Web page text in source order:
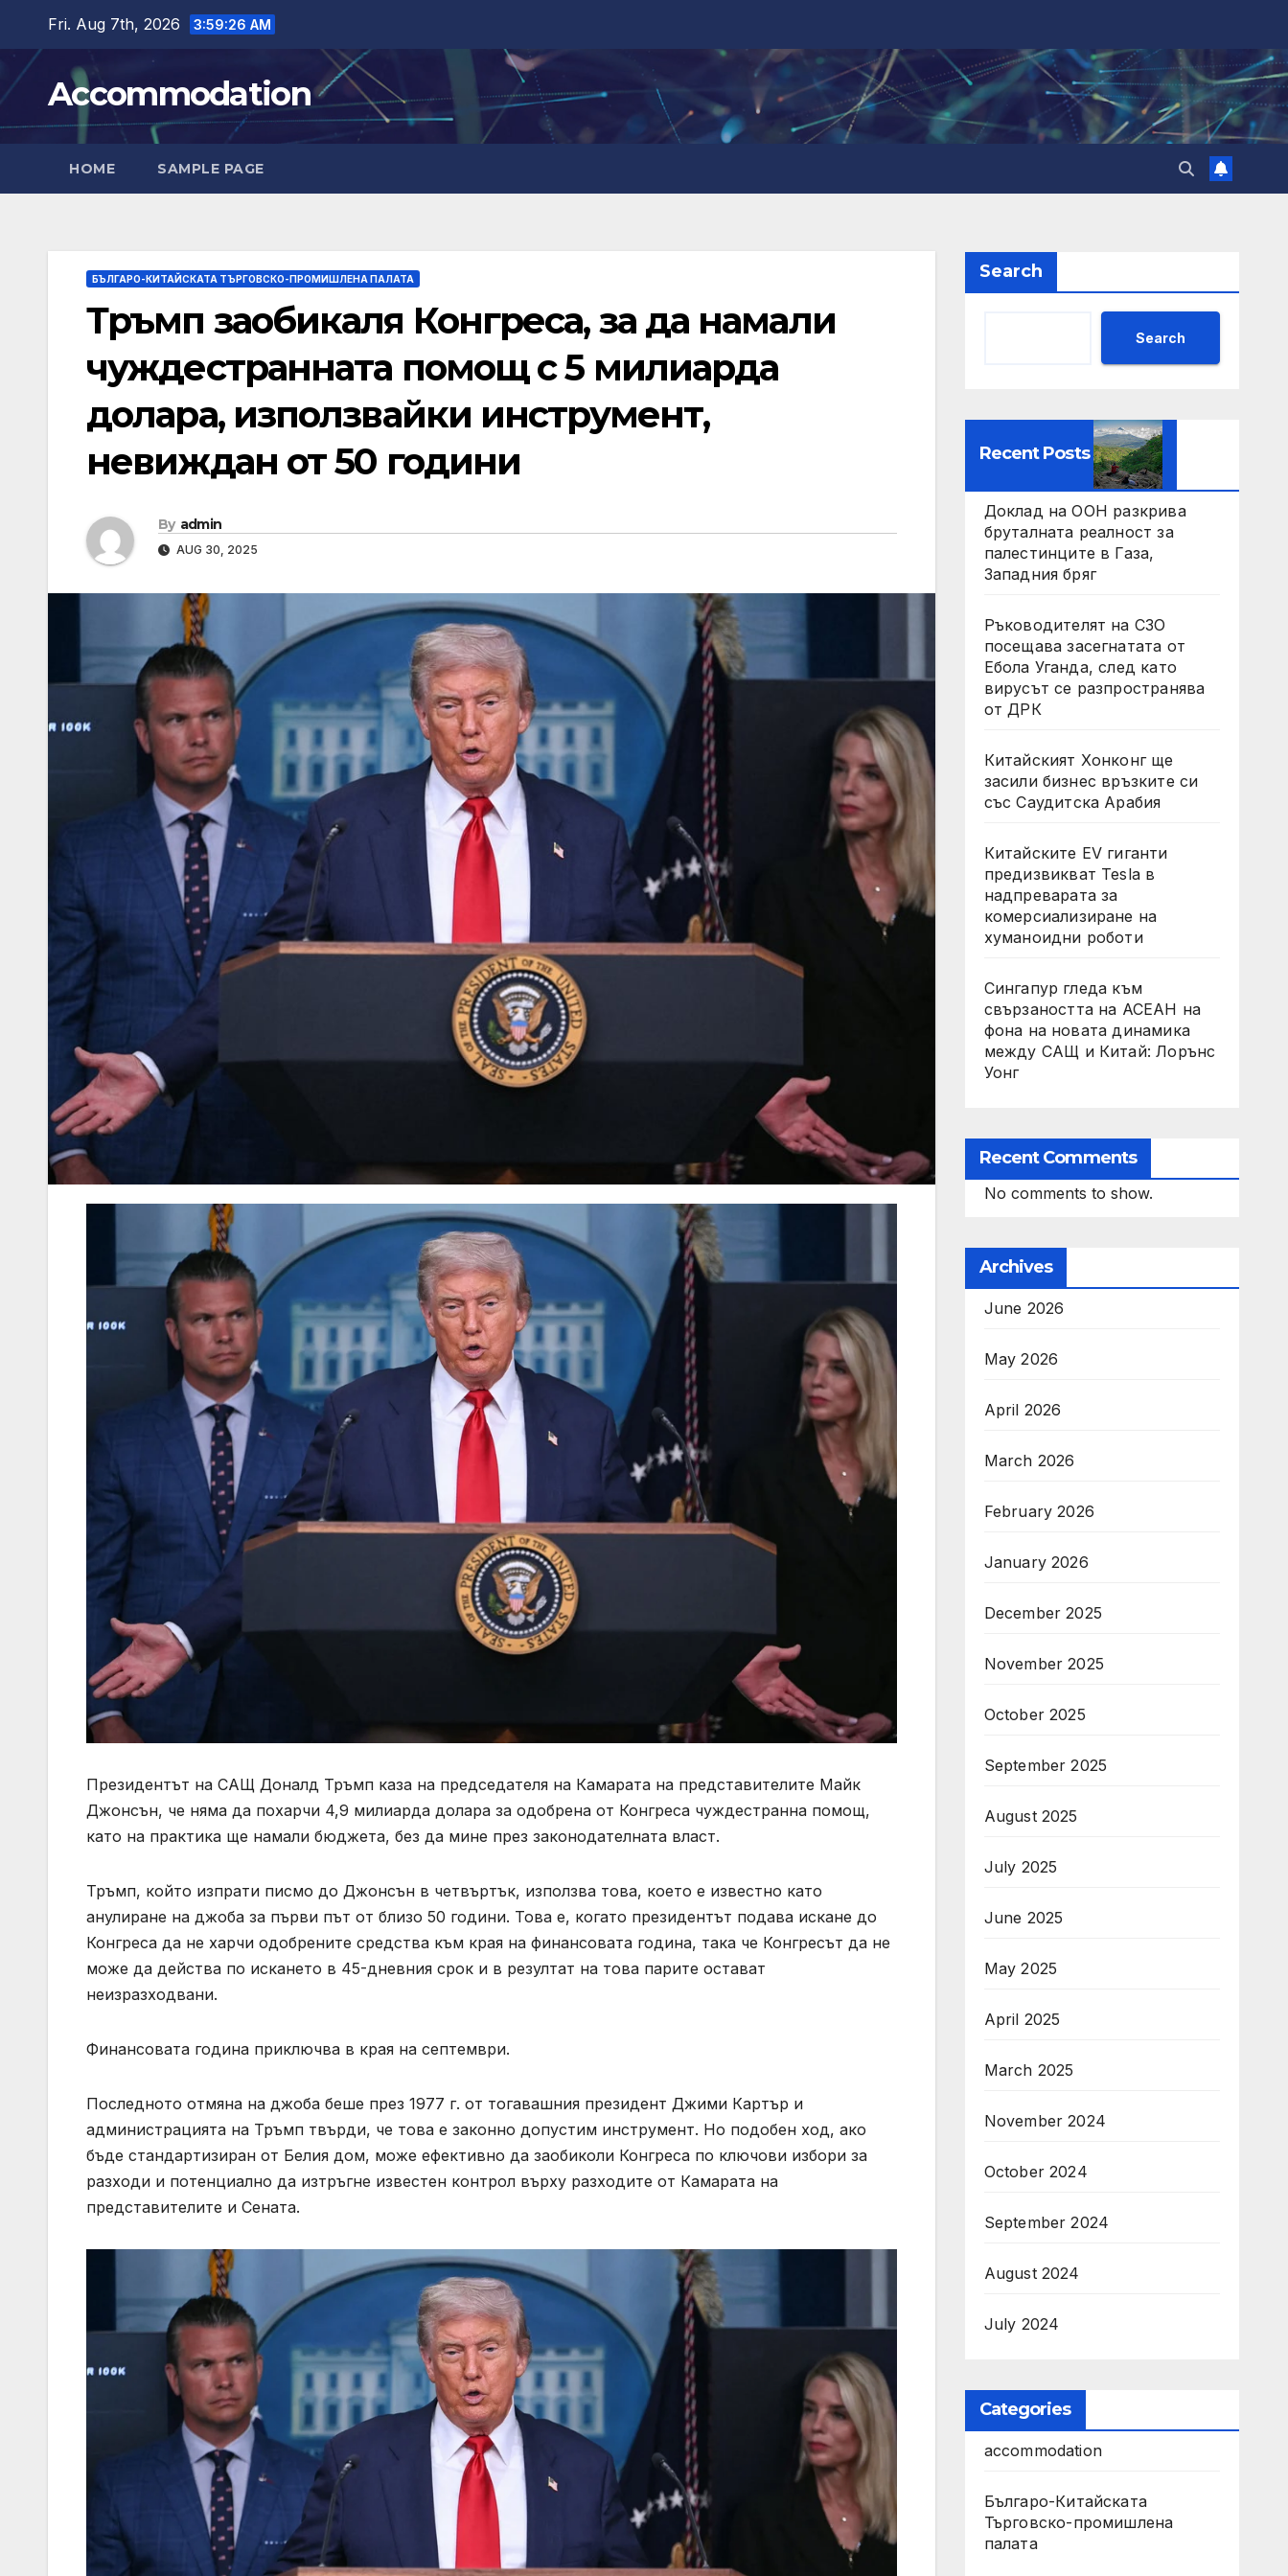
content
Fri. Aug 7th, 2026 3:59:27 AM
Accommodation
HOME SAMPLE PAGE
БЪЛГАРО-КИТАЙСКАТА ТЪРГОВСКО-ПРОМИШЛЕНА ПАЛАТА
Тръмп заобикаля Конгреса, за да намали
чуждестранната помощ с 5 милиарда
долара, използвайки инструмент,
невиждан от 50 години
By admin
AUG 30, 2025
Президентът на САЩ Доналд Тръмп каза на председателя на Камарата на представителите Майк
Джонсън, че няма да похарчи 4,9 милиарда долара за одобрена от Конгреса чуждестранна помощ,
като на практика ще намали бюджета, без да мине през законодателната власт.
Тръмп, който изпрати писмо до Джонсън в четвъртък, използва това, което е известно като
анулиране на джоба за първи път от близо 50 години. Това е, когато президентът подава искане до
Конгреса да не харчи одобрените средства към края на финансовата година, така че Конгресът да не
може да действа по искането в 45-дневния срок и в резултат на това парите остават
неизразходвани.
Финансовата година приключва в края на септември.
Последното отмяна на джоба беше през 1977 г. от тогавашния президент Джими Картър и
администрацията на Тръмп твърди, че това е законно допустим инструмент. Но подобен ход, ако
бъде стандартизиран от Белия дом, може ефективно да заобиколи Конгреса по ключови избори за
разходи и потенциално да изтръгне известен контрол върху разходите от Камарата на
представителите и Сената.
Search
Search
Recent Posts
Доклад на ООН разкрива
бруталната реалност за
палестинците в Газа,
Западния бряг
Ръководителят на СЗО
посещава засегнатата от
Ебола Уганда, след като
вирусът се разпространява
от ДРК
Китайският Хонконг ще
засили бизнес връзките си
със Саудитска Арабия
Китайските EV гиганти
предизвикват Tesla в
надпреварата за
комерсиализиране на
хуманоидни роботи
Сингапур гледа към
свързаността на АСЕАН на
фона на новата динамика
между САЩ и Китай: Лорънс
Уонг
Recent Comments
No comments to show.
Archives
June 2026
May 2026
April 2026
March 2026
February 2026
January 2026
December 2025
November 2025
October 2025
September 2025
August 2025
July 2025
June 2025
May 2025
April 2025
March 2025
November 2024
October 2024
September 2024
August 2024
July 2024
Categories
accommodation
Българо-Китайската
Търговско-промишлена
палата